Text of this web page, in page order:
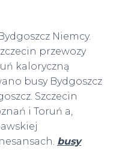
Niemcy.
przewozy
kaloryczną
busy Bydgoszcz
Szczecin
i Toruń a,
busy